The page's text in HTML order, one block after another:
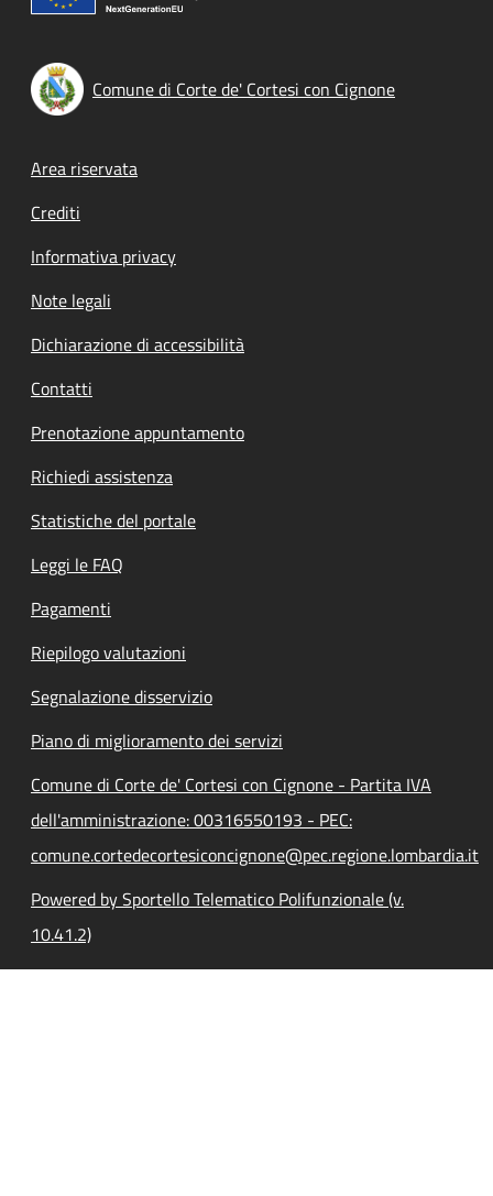
Comune di Corte de' Cortesi con Cignone
Footer menu
Area riservata
Crediti
Informativa privacy
Note legali
Dichiarazione di accessibilità
Contatti
Prenotazione appuntamento
Richiedi assistenza
Statistiche del portale
Leggi le FAQ
Pagamenti
Riepilogo valutazioni
Segnalazione disservizio
Piano di miglioramento dei servizi
Comune di Corte de' Cortesi con Cignone - Partita IVA
dell'amministrazione: 00316550193 - PEC:
comune.cortedecortesiconcignone@pec.regione.lombardia.it
Powered by Sportello Telematico Polifunzionale (v.
10.41.2)